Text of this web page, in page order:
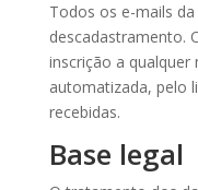
Todos os e-mails
descadastramento.
inscrição a
automatizada, pelo
recebidas.
Base legal